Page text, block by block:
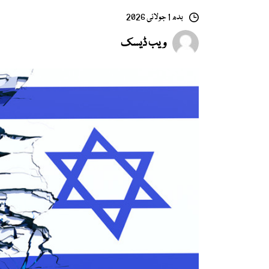
بدھ 1 جولائی 2026
ویب ڈیسک